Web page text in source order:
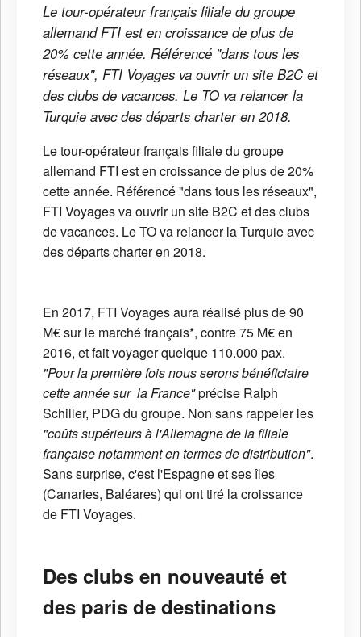
Le tour-opérateur français filiale du groupe
allemand FTI est en croissance de plus de
20% cette année. Référencé "dans tous les
réseaux", FTI Voyages va ouvrir un site B2C et
des clubs de vacances. Le TO va relancer la
Turquie avec des départs charter en 2018.
Le tour-opérateur français filiale du groupe
allemand FTI est en croissance de plus de 20%
cette année. Référencé "dans tous les réseaux",
FTI Voyages va ouvrir un site B2C et des clubs
de vacances. Le TO va relancer la Turquie avec
des départs charter en 2018.
En 2017, FTI Voyages aura réalisé plus de 90
M€ sur le marché français*, contre 75 M€ en
2016, et fait voyager quelque 110.000 pax.
"Pour la première fois nous serons bénéficiaire
cette année sur la France"précise Ralph
Schiller, PDG du groupe. Non sans rappeler les
"coûts supérieurs à l'Allemagne de la filiale
française notamment en termes de distribution".
Sans surprise, c'est l'Espagne et ses îles
(Canaries, Baléares) qui ont tiré la croissance
de FTI Voyages.
Des clubs en nouveauté et
des paris de destinations